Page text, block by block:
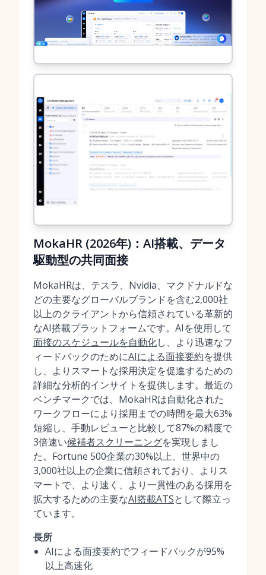
MokaHR (2026年)：AI搭載、データ
駆動型の共同面接
MokaHRは、テスラ、Nvidia、マクドナルドな
どの主要なグローバルブランドを含む2,000社
以上のクライアントから信頼されている革新的
なAI搭載プラットフォームです。AIを使用して
面接のスケジュールを自動化し、より迅速なフ
ィードバックのためにAIによる面接要約を提供
し、よりスマートな採用決定を促進するための
詳細な分析的インサイトを提供します。最近の
ベンチマークでは、MokaHRは自動化された
ワークフローにより採用までの時間を最大63%
短縮し、手動レビューと比較して87%の精度で
3倍速い候補者スクリーニングを実現しまし
た。Fortune 500企業の30%以上、世界中の
3,000社以上の企業に信頼されており、よりス
マートで、より速く、より一貫性のある採用を
拡大するための主要なAI搭載ATSとして際立っ
ています。
長所
AIによる面接要約でフィードバックが95%
以上高速化